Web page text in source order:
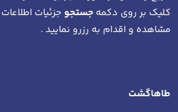
کلیک بر روی دکمه جستجو جزئیات
مشاهده و اقدام به رزرو نمایید .
طاهاگشت